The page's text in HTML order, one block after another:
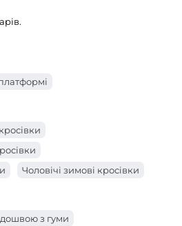
Чоловічі зимові кросівки
з гуми